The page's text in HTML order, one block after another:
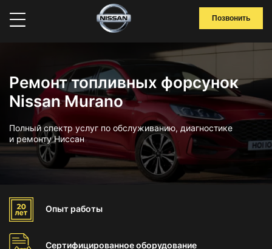
Позвонить
Ремонт топливных форсунок
Nissan Murano
Полный спектр услуг по обслуживанию, диагностике
и ремонту Ниссан
Опыт работы
Сертифицированноеоборудование